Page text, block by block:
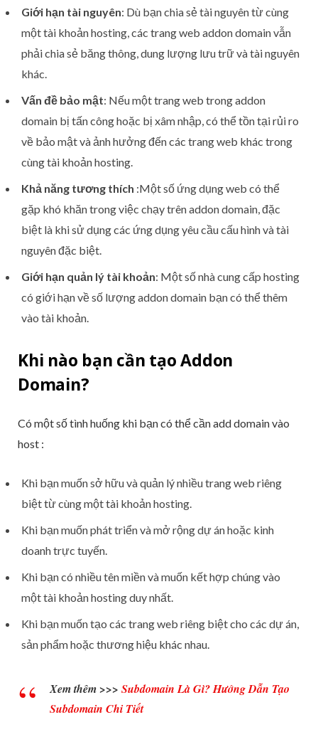
Giới hạn tài nguyên: Dù bạn chia sẻ tài nguyên từ cùng
một tài khoản hosting, các trang web addon domain vẫn
phải chia sẻ băng thông, dung lượng lưu trữ và tài nguyên
khác.
Vấn đề bảo mật: Nếu một trang web trong addon
domain bị tấn công hoặc bị xâm nhập, có thể tồn tại rủi ro
về bảo mật và ảnh hưởng đến các trang web khác trong
cùng tài khoản hosting.
Khả năng tương thích :Một số ứng dụng web có thể
gặp khó khăn trong việc chạy trên addon domain, đặc
biệt là khi sử dụng các ứng dụng yêu cầu cấu hình và tài
nguyên đặc biệt.
Giới hạn quản lý tài khoản: Một số nhà cung cấp hosting
có giới hạn về số lượng addon domain bạn có thể thêm
vào tài khoản.
Khi nào bạn cần tạo Addon
Domain?
Có một số tình huống khi bạn có thể cần add domain vào
host :
Khi bạn muốn sở hữu và quản lý nhiều trang web riêng
biệt từ cùng một tài khoản hosting.
Khi bạn muốn phát triển và mở rộng dự án hoặc kinh
doanh trực tuyến.
Khi bạn có nhiều tên miền và muốn kết hợp chúng vào
một tài khoản hosting duy nhất.
Khi bạn muốn tạo các trang web riêng biệt cho các dự án,
sản phẩm hoặc thương hiệu khác nhau.
Xem thêm >>> Subdomain Là Gì? Hướng Dẫn Tạo
Subdomain Chi Tiết